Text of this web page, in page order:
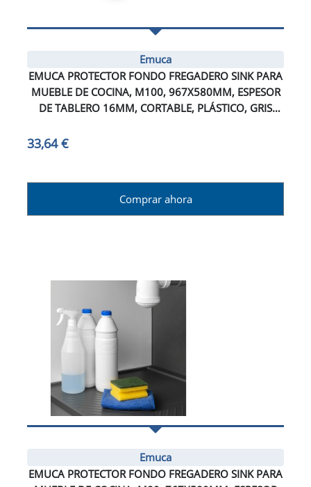
Emuca
EMUCA PROTECTOR FONDO FREGADERO SINK PARA
MUEBLE DE COCINA, M100, 967X580MM, ESPESOR
DE TABLERO 16MM, CORTABLE, PLÁSTICO, GRIS
33,64 €
Comprar ahora
Emuca
EMUCA PROTECTOR FONDO FREGADERO SINK PARA